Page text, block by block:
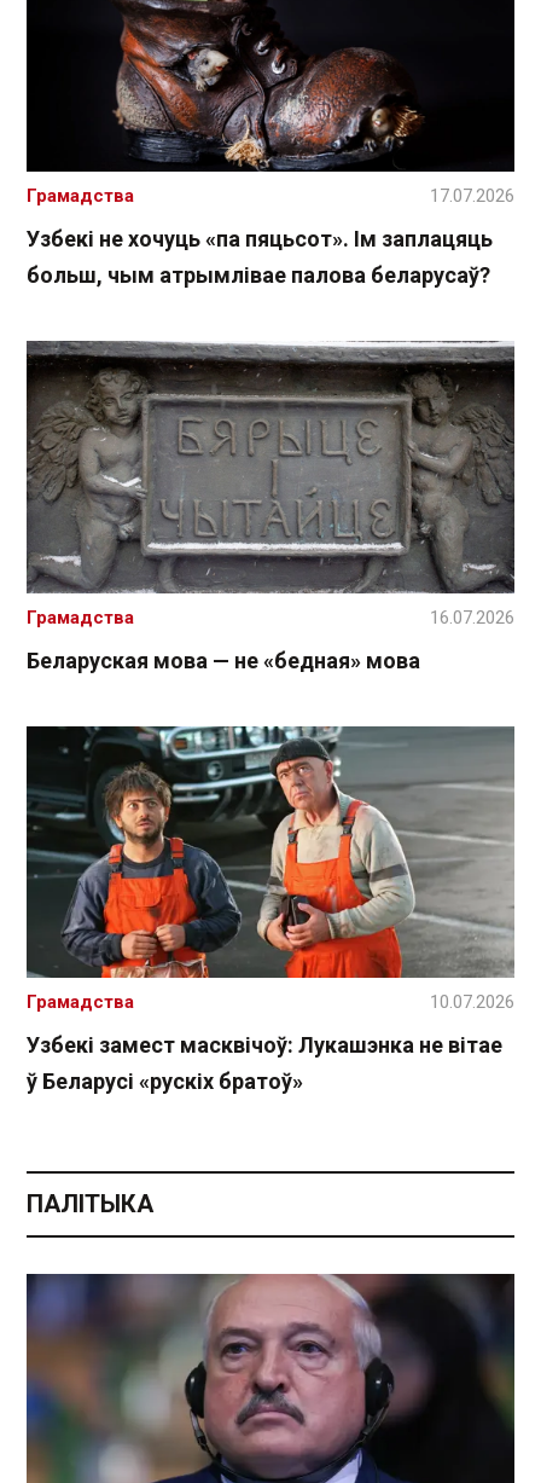
Узбекі не хочуць «па пяцьсот». Ім заплацяць
больш, чым атрымлівае палова беларусаў?
Грамадства 17.07.2026
Беларуская мова — не «бедная» мова
Грамадства 16.07.2026
Узбекі замест масквічоў: Лукашэнка не вітае
ў Беларусі «рускіх братоў»
Грамадства 10.07.2026
ПАЛІТЫКА